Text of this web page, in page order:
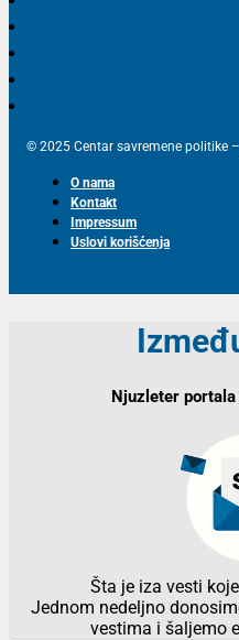
© 2025 Centar savremene politike
O nama
Kontakt
Impressum
Uslovi korišćenja
Njuzleter
Šta je iza vesti
Jednom nedeljno
vestima i šaljemo